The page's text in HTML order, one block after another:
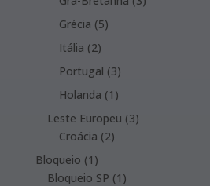
Grécia 55
Itália 22
products
Portugal 33
products
Holanda 1 1
product
Leste Europeu 33
Croácia 22
Bloqueio 1 1
product
Bloqueio SP 1 1